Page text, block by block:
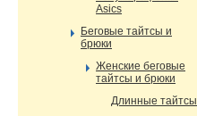
Asics
Беговые тайтсы и
брюки
Женские беговые
тайтсы и брюки
Длинные тайтсы